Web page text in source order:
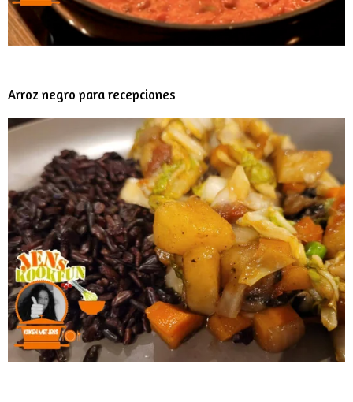
Arroz negro para recepciones